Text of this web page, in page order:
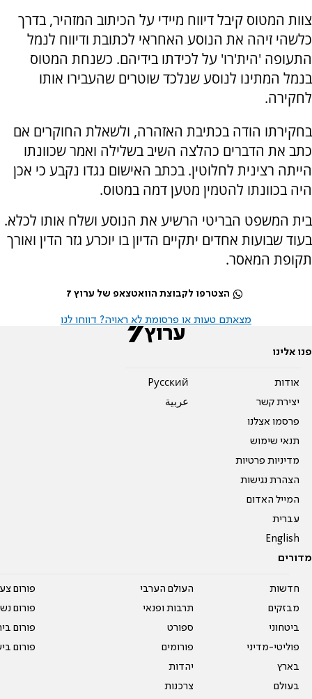
צוות המטוס קיבל דיווח מיידי על הכיתוב המזהיר, בדרך
כלשהי זיהה את הנוסע האחראי לכתובת ודיווח לנמל
התעופה 'הית'רו' על לכידתו בידיהם. כשנחת המטוס
בנמל המתינו לנוסע שנלכד שוטרים שהעבירו אותו
לחקירה.
בחקירתו הודה בכתיבת האזהרה, ולשאלת החוקרים אם
כתב את הדברים כהלצה השיב בשלילה ואמר שכוונתו
הייתה רצינית לחלוטין. בכתב האישום נגדו נקבע כי אכן
היה בכוונתו להטמין מטען דמה במטוס.
בית המשפט הבריטי הרשיע את הנוסע ושלח אותו לכלא.
בעוד שבועות אחדים יתקיים הדיון בו יוכרע גזר הדין ואורך
תקופת המאסר.
הצטרפו לקבוצת הוואטצאפ של ערוץ 7
מצאתם טעות או פרסומת לא ראויה? דווחו לנו
פנו אלינו
אודות
יצירת קשר
פרסמו אצלנו
תנאי שימוש
מדיניות פרטיות
הצהרת נגישות
המייל האדום
עברית
English
Pусский
عربية
מדורים
חדשות
מבזקים
ביטחוני
פוליטי-מדיני
בארץ
בעולם
העולם הערבי
תרבות ופנאי
ספורט
פורומים
יהדות
צרכנות
פורום
פורום
פורום
פורום